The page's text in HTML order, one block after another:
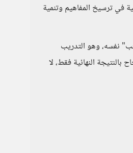
في ترسيخ المفاهيم وتنمية
نفسه، وهو التدريب
النهائية فقط، لا